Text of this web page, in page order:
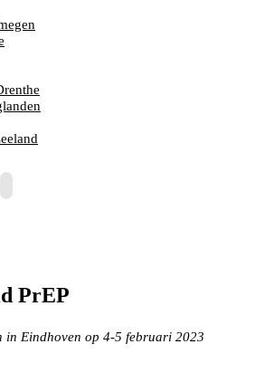
PrEP
in Eindhoven op 4-5 februari 2023